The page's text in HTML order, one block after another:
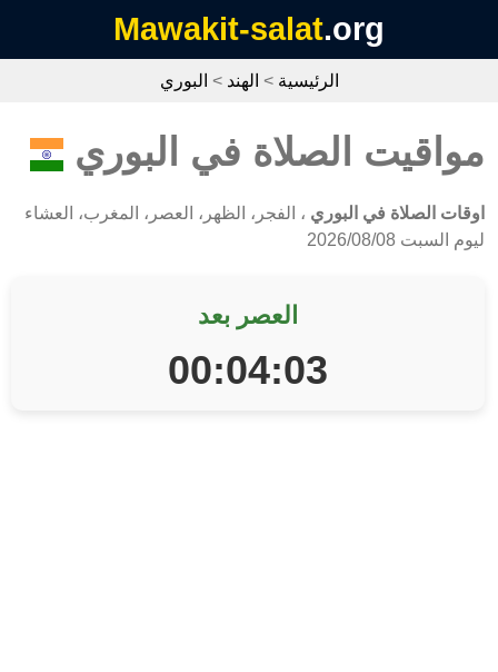
Mawakit-salat.org
الرئيسية > الهند > البوري
مواقيت الصلاة في البوري
اوقات الصلاة في البوري ، الفجر، الظهر، العصر، المغرب، العشاء
ليوم السبت 2026/08/08
العصر بعد
00:04:03